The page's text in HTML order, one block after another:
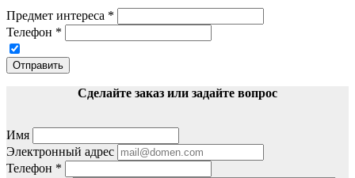
Предмет интереса *
Телефон *
Отправить
Сделайте заказ или задайте вопрос
Имя
Электронный адрес
Телефон *